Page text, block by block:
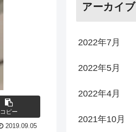
コピー
2019.09.05
アーカイブ
2022年7月
2022年5月
2022年4月
2021年10月